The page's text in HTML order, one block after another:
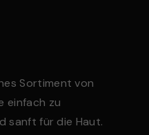
Sortiment von
einfach zu
sanft für die Haut.